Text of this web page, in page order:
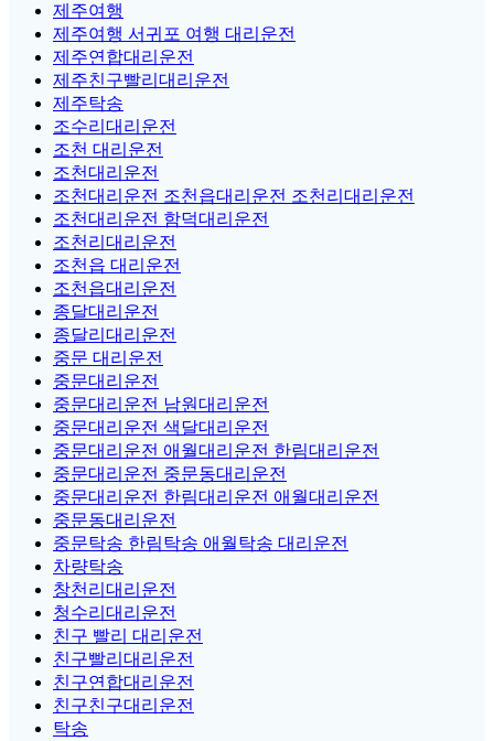
제주여행
제주여행 서귀포 여행 대리운전
제주연합대리운전
제주친구빨리대리운전
제주탁송
조수리대리운전
조천 대리운전
조천대리운전
조천대리운전 조천읍대리운전 조천리대리운전
조천대리운전 함덕대리운전
조천리대리운전
조천읍 대리운전
조천읍대리운전
종달대리운전
종달리대리운전
중문 대리운전
중문대리운전
중문대리운전 남원대리운전
중문대리운전 색달대리운전
중문대리운전 애월대리운전 한림대리운전
중문대리운전 중문동대리운전
중문대리운전 한림대리운전 애월대리운전
중문동대리운전
중문탁송 한림탁송 애월탁송 대리운전
차량탁송
창천리대리운전
청수리대리운전
친구 빨리 대리운전
친구빨리대리운전
친구연합대리운전
친구친구대리운전
탁송